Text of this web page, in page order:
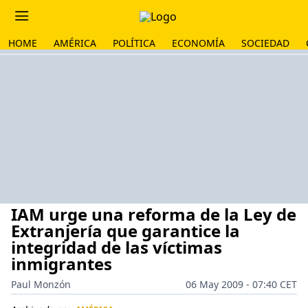
HOME AMÉRICA POLÍTICA ECONOMÍA SOCIEDAD
IAM urge una reforma de la Ley de
Extranjería que garantice la
integridad de las víctimas
inmigrantes
Paul Monzón
06 May 2009 - 07:40 CET